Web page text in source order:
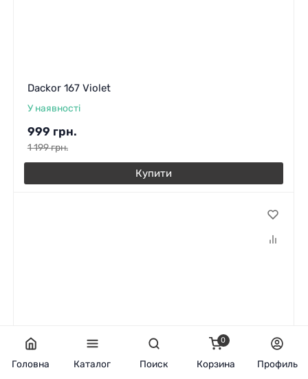
Dackor 167 Violet
У наявності
999 грн.
1 199грн.
Купити
Головна Каталог Поиск
0
Корзина Профиль